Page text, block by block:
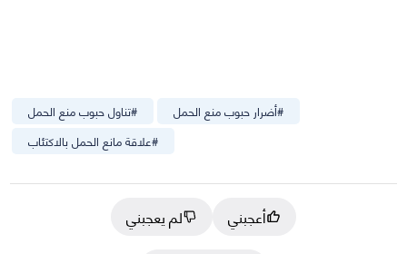
#تناول حبوب منع الحمل #أضرار حبوب منع الحمل
#علاقة مانع الحمل بالاكتئاب
أعجبني
لم يعجبني